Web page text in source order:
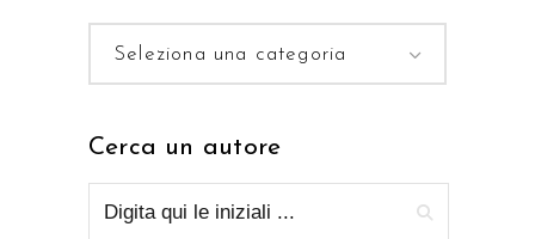
Seleziona una categoria
Cerca un autore